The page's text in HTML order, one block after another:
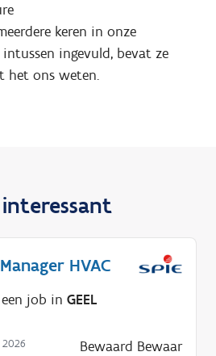
keren in onze
ingevuld, bevat ze
het ons weten.
HVAC
job in GEEL
Bewaard Bewaar